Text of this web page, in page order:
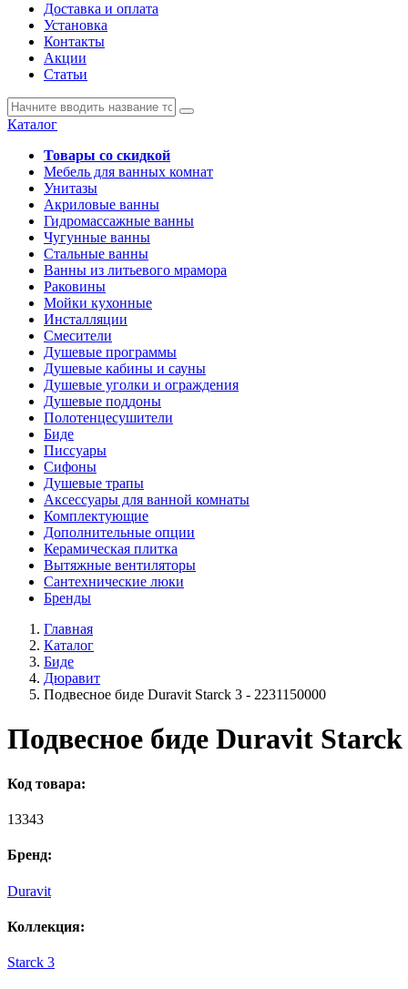
Доставка и оплата
Установка
Контакты
Акции
Статьи
Каталог
Товары со скидкой
Мебель для ванных комнат
Унитазы
Акриловые ванны
Гидромассажные ванны
Чугунные ванны
Стальные ванны
Ванны из литьевого мрамора
Раковины
Мойки кухонные
Инсталляции
Смесители
Душевые программы
Душевые кабины и сауны
Душевые уголки и ограждения
Душевые поддоны
Полотенцесушители
Биде
Писсуары
Сифоны
Душевые трапы
Аксессуары для ванной комнаты
Комплектующие
Дополнительные опции
Керамическая плитка
Вытяжные вентиляторы
Сантехнические люки
Бренды
Главная
Каталог
Биде
Дюравит
Подвесное биде Duravit Starck 3 - 2231150000
Подвесное биде Duravit Starck
Код товара:
13343
Бренд:
Duravit
Коллекция:
Starck 3